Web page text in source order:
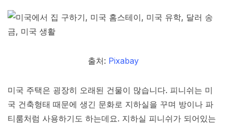
출처: Pixabay
미국 주택은 굉장히 오래된 건물이 많습니다. 피니쉬는 미
국 건축형태 때문에 생긴 문화로 지하실을 꾸며 방이나 파
티룸처럼 사용하기도 하는데요. 지하실 피니쉬가 되어있는